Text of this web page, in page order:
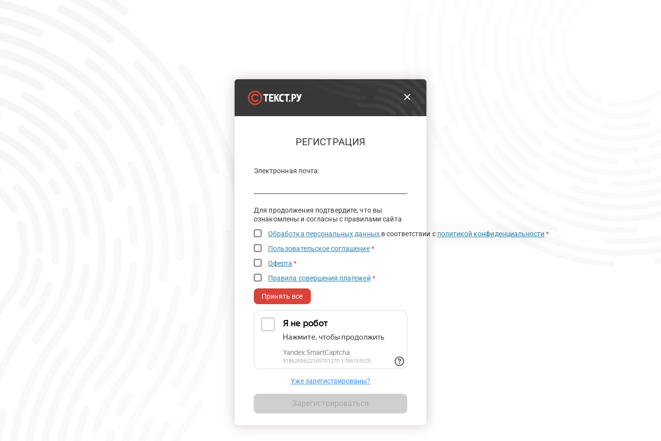
РЕГИСТРАЦИЯ
Электронная почта:
Для продолжения подтвердите, что вы
ознакомлены и согласны с правилами сайта
Обработка персональных данных в соответствии с политикой конфиденциальности *
Пользовательское соглашение *
Оферта *
Правила совершения платежей *
Принять все
Уже зарегистрированы?
Зарегистрироваться